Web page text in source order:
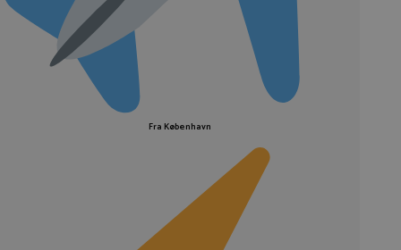
Fra København